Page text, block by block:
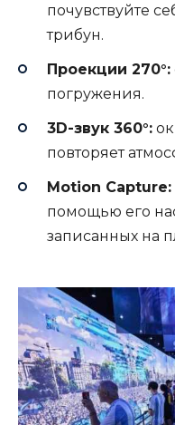
почувствуйте
трибун.
Проекции 270°:
погружения.
3D-звук 360°:
повторяет
Motion Capture:
помощью его
записанных на